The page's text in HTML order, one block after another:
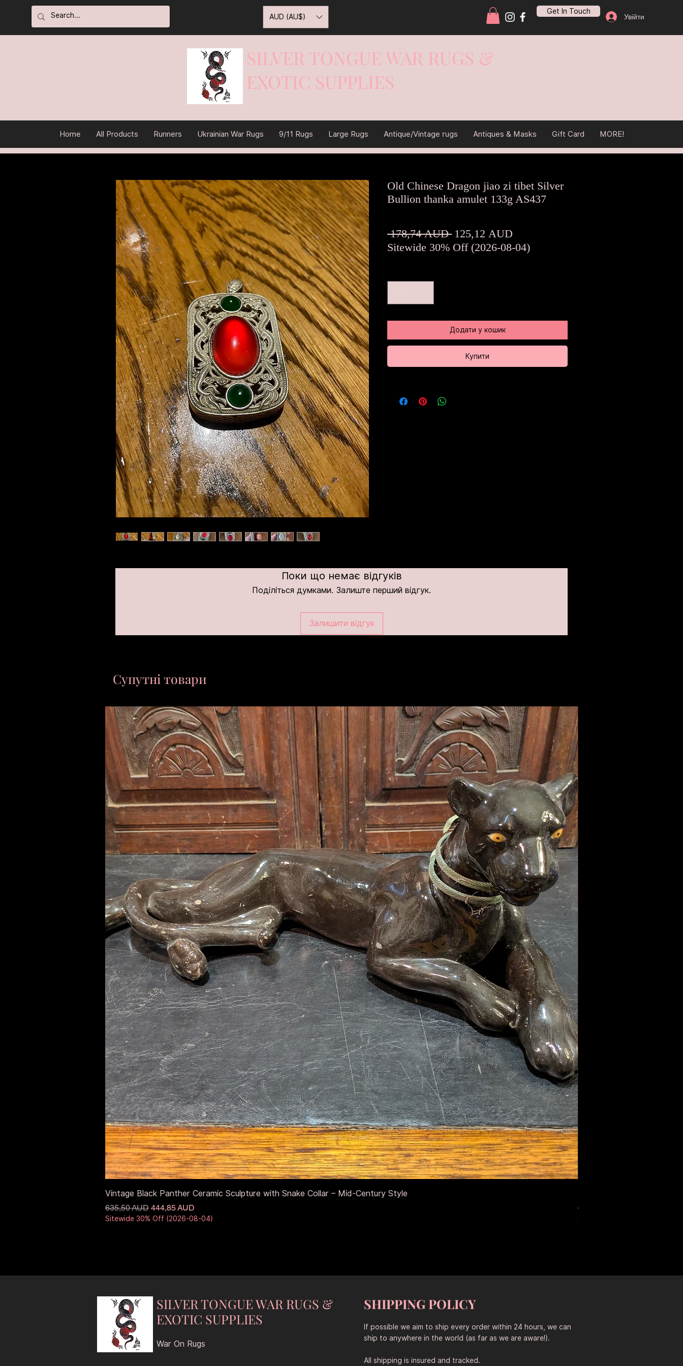
Get In Touch
Увійти
AUD (AU$)
SILVER TONGUE WAR RUGS &
EXOTIC SUPPLIES
Home All Products Runners Ukrainian War Rugs 9/11 Rugs Large Rugs Antique/Vintage rugs Antiques & Masks Gift Card MORE!
Old Chinese Dragon jiao zi tibet Silver
Bullion thanka amulet 133g AS437
178,74 AUD Звичайна
ціна
125,12 AUD
розпродажем
Sitewide 30% Off (2026-08-04)
Додати у кошик
Купити
Поки що немає відгуків
Поділіться думками. Залиште перший відгук.
Залишити відгук
Супутні товари
Швидкий перегляд
Vintage Black Panther Ceramic Sculpture with Snake Collar – Mid-Century Style
Звичайна ціна
635,50 AUD За розпродажем
444,85 AUD
Sitewide 30% Off (2026-08-04)
Звичайна ціна
653,50 AUD
Sitewide 30% Off (2026-08-
SILVER TONGUE WAR RUGS &
EXOTIC SUPPLIES
War On Rugs
SHIPPING POLICY
If possible we aim to ship every order within 24 hours, we can
ship to anywhere in the world (as far as we are aware!).
All shipping is insured and tracked.